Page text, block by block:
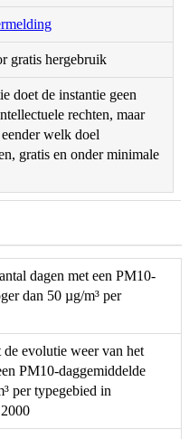
gratis hergebruik
doet de instantie geen
rechten, maar
welk doel
gratis en onder minimale
dagen met een PM10-
dan 50 µg/m³ per
evolutie weer van het
PM10-daggemiddelde
per typegebied in